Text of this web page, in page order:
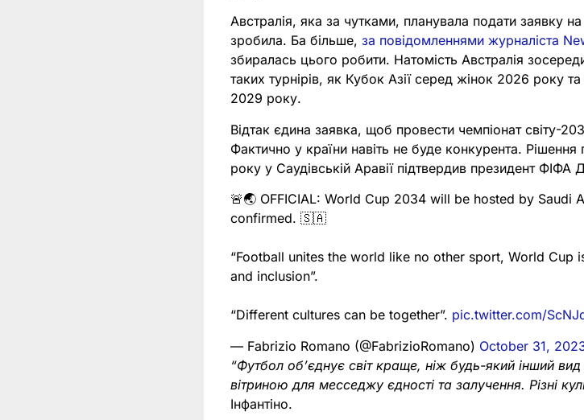
Австралія, яка за чутками, планувала подати заявку
зробила. Ба більше,за повідомленнями журналіста
збиралась цього робити. Натомість Австралія
таких турнірів, як Кубок Азії серед жінок 2026 року
2029 року.
Відтак єдина заявка, щоб провести чемпіонат світу-
Фактично у країни навіть не буде конкурента.
року у Саудівській Аравії підтвердив президент ФІФА
🚨🌏 OFFICIAL: World Cup 2034 will be hosted by Saudi
confirmed. 🇸🇦
“Football unites the world like no other sport, World
and inclusion”.
“Different cultures can be together”. pic.twitter.com/
— Fabrizio Romano (@FabrizioRomano) October 31,
“Футбол об’єднує світ краще, ніж будь-який інший
вітриною для месседжу єдності та залучення. Різні
Інфантіно.